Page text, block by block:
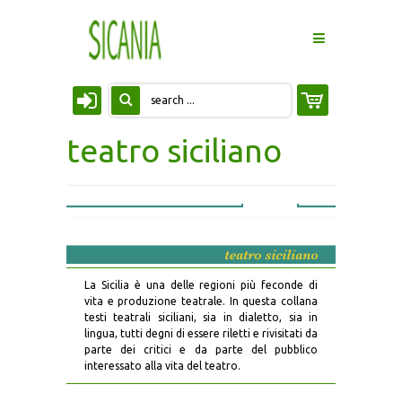
HOME
LA CASA EDITRICE
CATALOGO
COLLANE
ATTI DI CONVEGNO
RIVISTE
teatro siciliano
La Sicilia è una delle regioni più feconde di
vita e produzione teatrale. In questa collana
testi teatrali siciliani, sia in dialetto, sia in
lingua, tutti degni di essere riletti e rivisitati da
parte dei critici e da parte del pubblico
interessato alla vita del teatro.